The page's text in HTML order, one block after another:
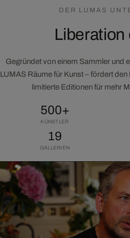
DER LUMAS
Liberation
Gegründet von einem Sammler und
LUMAS Räume für Kunst – fördert
limitierte Editionen für mehr
500+
KÜNSTLER
19
GALLERIEN